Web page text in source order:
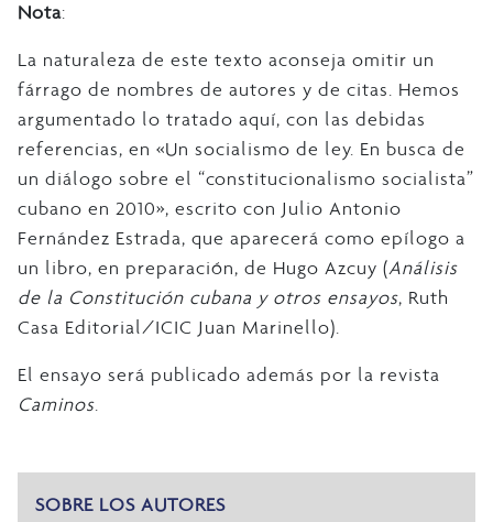
Nota:
La naturaleza de este texto aconseja omitir un
fárrago de nombres de autores y de citas. Hemos
argumentado lo tratado aquí, con las debidas
referencias, en «Un socialismo de ley. En busca de
un diálogo sobre el “constitucionalismo socialista”
cubano en 2010», escrito con Julio Antonio
Fernández Estrada, que aparecerá como epílogo a
un libro, en preparación, de Hugo Azcuy (Análisis
de la Constitución cubana y otros ensayos, Ruth
Casa Editorial/ICIC Juan Marinello).
El ensayo será publicado además por la revista
Caminos.
SOBRE LOS AUTORES